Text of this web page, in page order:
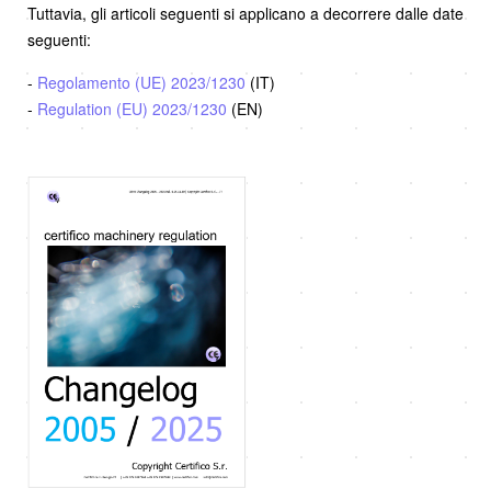
Tuttavia, gli articoli seguenti si applicano a decorrere dalle date
seguenti:
- Regolamento (UE) 2023/1230 (IT)
- Regulation (EU) 2023/1230 (EN)